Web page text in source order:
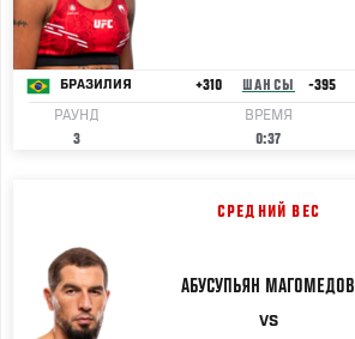
БРАЗИЛИЯ +310 ШАНСЫ -395
РАУНД
3
ВРЕМЯ
0:37
СРЕДНИЙ ВЕС
АБУСУПЬЯН МАГОМЕДОВ
VS